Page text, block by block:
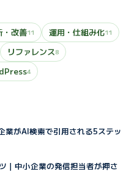
・改善11 運用・仕組み化11
リファレンス8
4
業がAI検索で引用される5ステッ
｜中小企業の発信担当者が押さ